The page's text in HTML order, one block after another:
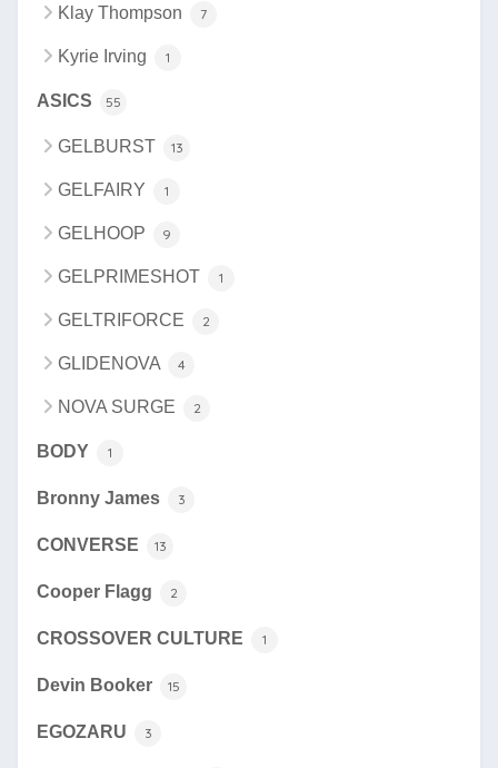
Klay Thompson 7
Kyrie Irving 1
ASICS 55
GELBURST 13
GELFAIRY 1
GELHOOP 9
GELPRIMESHOT 1
GELTRIFORCE 2
GLIDENOVA 4
NOVA SURGE 2
BODY 1
Bronny James 3
CONVERSE 13
Cooper Flagg 2
CROSSOVER CULTURE 1
Devin Booker 15
EGOZARU 3